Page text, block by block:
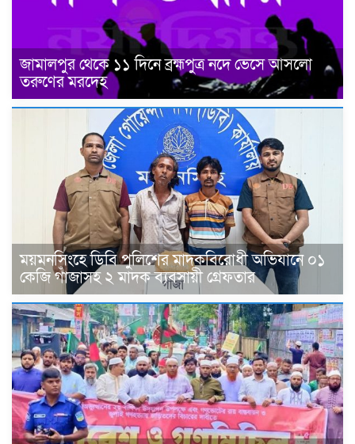
জামালপুর থেকে ১১ দিনে ব্রহ্মপুত্র নদে ভেসে আসলো
তরুণের মরদেহ
ময়মনসিংহে ডিবি পুলিশের মাদকবিরোধী অভিযানে ০১
কেজি গাঁজাসহ ২ মাদক ব্যবসায়ী গ্রেফতার